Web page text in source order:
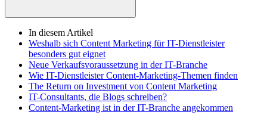
In diesem Artikel
Weshalb sich Content Marketing für IT-Dienstleister
besonders gut eignet
Neue Verkaufsvoraussetzung in der IT-Branche
Wie IT-Dienstleister Content-Marketing-Themen finden
The Return on Investment von Content Marketing
IT-Consultants, die Blogs schreiben?
Content-Marketing ist in der IT-Branche angekommen